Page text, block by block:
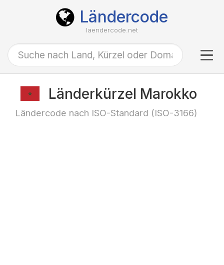
Ländercode
laendercode.net
Länderkürzel Marokko
Ländercode nach ISO-Standard (ISO-3166)